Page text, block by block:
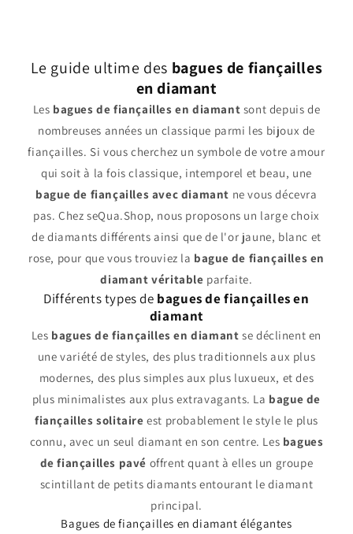
Le guide ultime des bagues de fiançailles
en diamant
Les bagues de fiançailles en diamant sont depuis de
nombreuses années un classique parmi les bijoux de
fiançailles. Si vous cherchez un symbole de votre amour
qui soit à la fois classique, intemporel et beau, une
bague de fiançailles avec diamant ne vous décevra
pas. Chez seQua.Shop, nous proposons un large choix
de diamants différents ainsi que de l'or jaune, blanc et
rose, pour que vous trouviez la bague de fiançailles en
diamant véritable parfaite.
Différents types de bagues de fiançailles en
diamant
Les bagues de fiançailles en diamant se déclinent en
une variété de styles, des plus traditionnels aux plus
modernes, des plus simples aux plus luxueux, et des
plus minimalistes aux plus extravagants. La bague de
fiançailles solitaire est probablement le style le plus
connu, avec un seul diamant en son centre. Les bagues
de fiançailles pavé offrent quant à elles un groupe
scintillant de petits diamants entourant le diamant
principal.
Bagues de fiançailles en diamant élégantes